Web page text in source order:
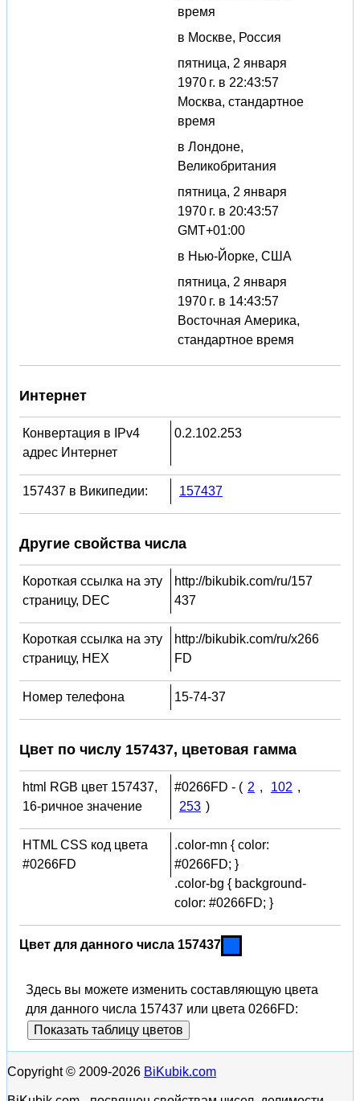
время
в Москве, Россия
пятница, 2 января
1970 г. в 22:43:57
Москва, стандартное
время
в Лондоне,
Великобритания
пятница, 2 января
1970 г. в 20:43:57
GMT+01:00
в Нью-Йорке, США
пятница, 2 января
1970 г. в 14:43:57
Восточная Америка,
стандартное время
Интернет
Конвертация в IPv4
адрес Интернет
0.2.102.253
157437 в Википедии: 157437
Другие свойства числа
Короткая ссылка на эту
страницу, DEC
http://bikubik.com/ru/157
437
Короткая ссылка на эту
страницу, HEX
http://bikubik.com/ru/x266
FD
Номер телефона 15-74-37
Цвет по числу 157437, цветовая гамма
html RGB цвет 157437,
16-ричное значение
#0266FD - ( 2 , 102 ,
253 )
HTML CSS код цвета
#0266FD
.color-mn { color:
#0266FD; }
.color-bg { background-
color: #0266FD; }
Цвет для данного числа 157437
Здесь вы можете изменить составляющую цвета
для данного числа 157437 или цвета 0266FD:
Показать таблицу цветов
Copyright © 2009-2026 BiKubik.com